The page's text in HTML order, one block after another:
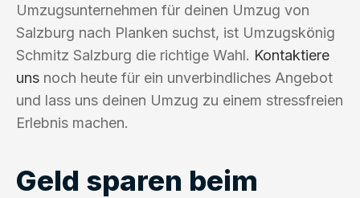
Umzugsunternehmen für deinen Umzug von
Salzburg nach Planken suchst, ist Umzugskönig
Schmitz Salzburg die richtige Wahl. Kontaktiere
uns noch heute für ein unverbindliches Angebot
und lass uns deinen Umzug zu einem stressfreien
Erlebnis machen.
Geld sparen beim